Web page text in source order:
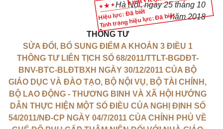
Hiệu lực: Đã biết
Tình trạng hiệu lực: Đã biết
Hà Nội, ngày 25 tháng 10
năm 2018
THÔNG TƯ
SỬA ĐỔI, BỔ SUNG ĐIỂM A KHOẢN 3 ĐIỀU 1
THÔNG TƯ LIÊN TỊCH SỐ 68/2011/TTLT-BGDĐT-
BNV-BTC-BLĐTBXH NGÀY 30/12/2011 CỦA BỘ
GIÁO DỤC VÀ ĐÀO TẠO, BỘ NỘI VỤ, BỘ TÀI CHÍNH,
BỘ LAO ĐỘNG - THƯƠNG BINH VÀ XÃ HỘI HƯỚNG
DẪN THỰC HIỆN MỘT SỐ ĐIỀU CỦA NGHỊ ĐỊNH SỐ
54/2011/NĐ-CP NGÀY 04/7/2011 CỦA CHÍNH PHỦ VỀ